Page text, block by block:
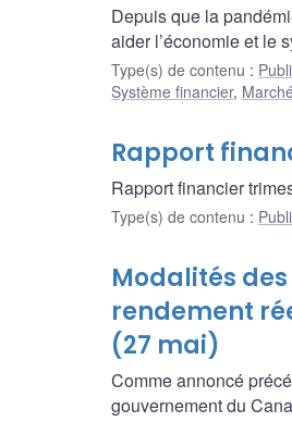
Depuis que la
aider l’économie et le
Type(s) de contenu :
Système financier,
Rapport
Rapport financier
Type(s) de contenu :
Modalités
rendement
(27 mai)
Comme annoncé
gouvernement du